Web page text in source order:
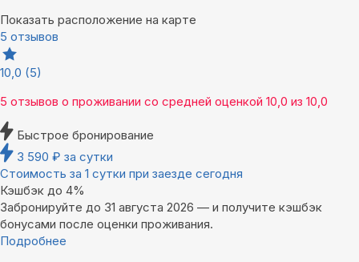
Показать расположение на карте
5 отзывов
10,0 (5)
5 отзывов о проживании со средней оценкой 10,0 из 10,0
Быстрое бронирование
3 590 ₽ за сутки
Стоимость за 1 сутки при заезде сегодня
Кэшбэк до 4%
Забронируйте до 31 августа 2026 — и получите кэшбэк
бонусами после оценки проживания.
Подробнее